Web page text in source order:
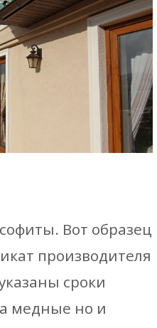
Вот образец
производителя
сроки
медные но и